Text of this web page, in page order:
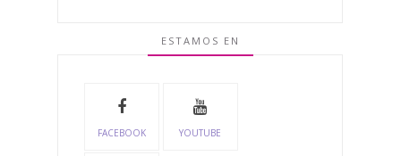
ESTAMOS EN
FACEBOOK YOUTUBE